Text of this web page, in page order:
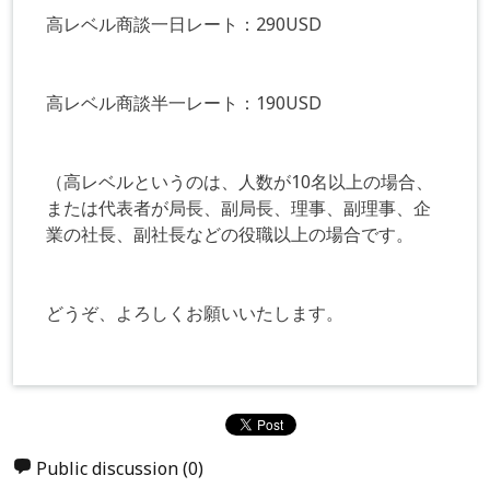
高レベル商談一日レート：290USD
高レベル商談半一レート：190USD
（高レベルというのは、人数が10名以上の場合、
または代表者が局長、副局長、理事、副理事、企
業の社長、副社長などの役職以上の場合です。
どうぞ、よろしくお願いいたします。
Public discussion(0)